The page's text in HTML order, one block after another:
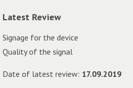
Latest Review
Signage for the device
Quality of the signal
Date of latest review: 17.09.2019